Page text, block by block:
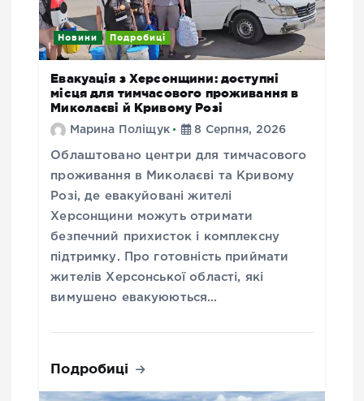
Новини Подробиці
Евакуація з Херсонщини: доступні
місця для тимчасового проживання в
Миколаєві й Кривому Розі
Марина Поліщук 8 Серпня, 2026
Облаштовано центри для тимчасового
проживання в Миколаєві та Кривому
Розі, де евакуйовані жителі
Херсонщини можуть отримати
безпечний прихисток і комплексну
підтримку. Про готовність приймати
жителів Херсонської області, які
вимушено евакуюються…
Подробиці